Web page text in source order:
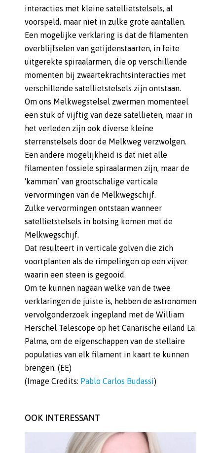
interacties met kleine satellietstelsels, al
voorspeld, maar niet in zulke grote aantallen.
Een mogelijke verklaring is dat de filamenten
overblijfselen van getijdenstaarten, in feite
uitgerekte spiraalarmen, die op verschillende
momenten bij zwaartekrachtsinteracties met
verschillende satellietstelsels zijn ontstaan.
Om ons Melkwegstelsel zwermen momenteel
een stuk of vijftig van deze satellieten, maar in
het verleden zijn ook diverse kleine
sterrenstelsels door de Melkweg verzwolgen.
Een andere mogelijkheid is dat niet alle
filamenten fossiele spiraalarmen zijn, maar de
‘kammen’ van grootschalige verticale
vervormingen van de Melkwegschijf.
Zulke vervormingen ontstaan wanneer
satellietstelsels in botsing komen met de
Melkwegschijf.
Dat resulteert in verticale golven die zich
voortplanten als de rimpelingen op een vijver
waarin een steen is gegooid.
Om te kunnen nagaan welke van de twee
verklaringen de juiste is, hebben de astronomen
vervolgonderzoek ingepland met de William
Herschel Telescope op het Canarische eiland La
Palma, om de eigenschappen van de stellaire
populaties van elk filament in kaart te kunnen
brengen. (EE)
(Image Credits: Pablo Carlos Budassi)
OOK INTERESSANT